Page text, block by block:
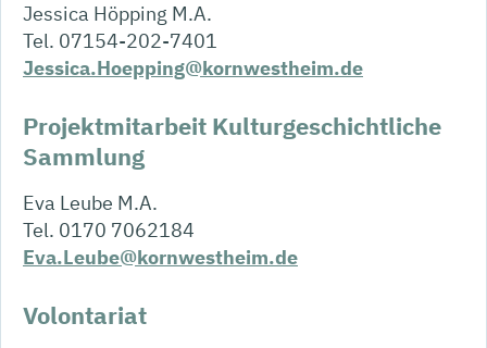
Jessica Höpping M.A.
Tel. 07154-202-7401
Jessica.Hoepping@kornwestheim.de
Projektmitarbeit Kulturgeschichtliche
Sammlung
Eva Leube M.A.
Tel. 0170 7062184
Eva.Leube@kornwestheim.de
Volontariat